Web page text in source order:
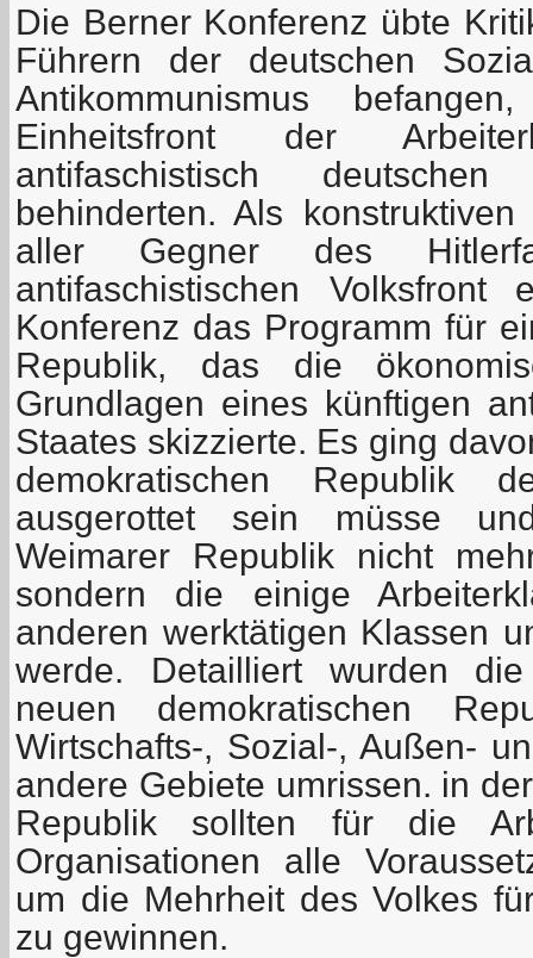
Die Berner Konferenz übte
Führern der deutschen
Antikommunismus
Einheitsfront der
antifaschistisch
behinderten. Als
aller Gegner des
antifaschistischen Volksfront
Konferenz das Programm für
Republik, das die
Grundlagen eines künftigen
Staates skizzierte. Es ging
demokratischen Republik
ausgerottet sein müsse
Weimarer Republik nicht
sondern die einige
anderen werktätigen Klassen
werde. Detailliert wurden
neuen demokratischen
Wirtschafts-, Sozial-, Außen-
andere Gebiete umrissen. in
Republik sollten für die
Organisationen alle
um die Mehrheit des Volkes
zu gewinnen.